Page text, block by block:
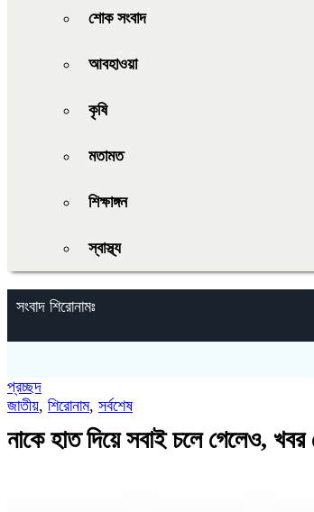
শোক সংবাদ
আবহাওয়া
কৃষি
মতামত
শিক্ষাঙ্গন
স্বাস্থ্য
সংবাদ শিরোনামঃ
প্রচ্ছদ
জাতীয়, শিরোনাম, সর্বশেষ
নাকে হাত দিয়ে সবাই চলে গেলেও,